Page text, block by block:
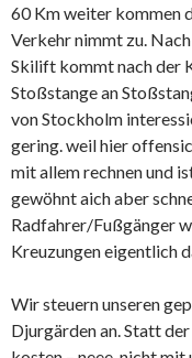
60 Km weiter kommen
Verkehr nimmt zu.
Skilift kommt nach der
Stoßstange an
von Stockholm
gering. weil hier
mit allem rechnen und
gewöhnt aich aber
Radfahrer/Fußgänger
Kreuzungen eigentlich
Wir steuern unseren
Djurgärden an. Statt